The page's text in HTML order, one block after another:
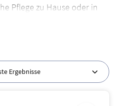
Pflege zu Hause oder in